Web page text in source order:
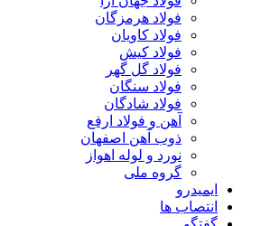
فولاد هرمزگان
فولاد کاویان
فولاد کیش
فولاد گل گهر
فولاد سنگان
فولاد شادگان
آهن و فولاد ارفع
ذوب آهن اصفهان
نورد و لوله اهواز
گروه ملی
ایمیدرو
انتصاب ها